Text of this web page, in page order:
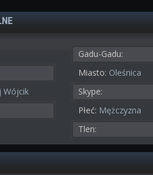
Wójcik
Gadu-Gadu:
Miasto: Oleśnica
Skype:
Płeć: Mężczyzna
Tlen: